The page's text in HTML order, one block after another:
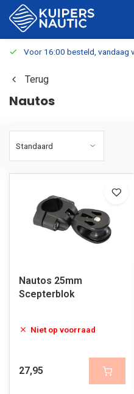
Voor 16:00 besteld, vandaag
Terug
Nautos
Nautos 25mm
Scepterblok
Niet op voorraad
27,95